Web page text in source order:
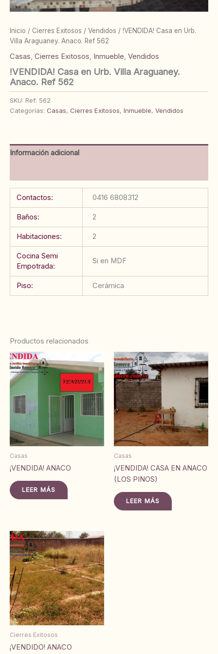
Inicio / Cierres Exitosos / Vendidos / !VENDIDA! Casa en Urb.
Villa Araguaney. Anaco. Ref 562
Casas Cierres Exitosos Inmueble Vendidos
!VENDIDA! Casa en Urb. Villa Araguaney.
Anaco. Ref 562
SKU: Ref: 562
Categorías: Casas, Cierres Exitosos, Inmueble, Vendidos
Información adicional
Contactos: 0416 6808312
Baños: 2
Habitaciones: 2
Cocina Semi
Empotrada:
Si en MDF
Piso: Cerámica
Productos relacionados
Casas
¡VENDIDA! ANACO
LEER MÁS
Casas
¡VENDIDA! CASA EN ANACO
(LOS PINOS)
LEER MÁS
Cierres Exitosos
¡VENDIDO! ANACO